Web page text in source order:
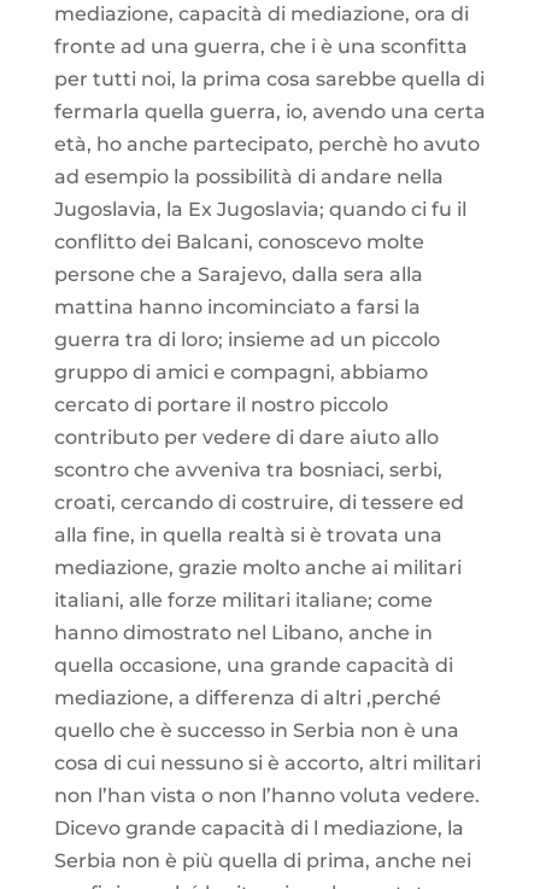
mediazione, capacità di mediazione, ora di
fronte ad una guerra, che i è una sconfitta
per tutti noi, la prima cosa sarebbe quella di
fermarla quella guerra, io, avendo una certa
età, ho anche partecipato, perchè ho avuto
ad esempio la possibilità di andare nella
Jugoslavia, la Ex Jugoslavia; quando ci fu il
conflitto dei Balcani, conoscevo molte
persone che a Sarajevo, dalla sera alla
mattina hanno incominciato a farsi la
guerra tra di loro; insieme ad un piccolo
gruppo di amici e compagni, abbiamo
cercato di portare il nostro piccolo
contributo per vedere di dare aiuto allo
scontro che avveniva tra bosniaci, serbi,
croati, cercando di costruire, di tessere ed
alla fine, in quella realtà si è trovata una
mediazione, grazie molto anche ai militari
italiani, alle forze militari italiane; come
hanno dimostrato nel Libano, anche in
quella occasione, una grande capacità di
mediazione, a differenza di altri ,perché
quello che è successo in Serbia non è una
cosa di cui nessuno si è accorto, altri militari
non l’han vista o non l’hanno voluta vedere.
Dicevo grande capacità di l mediazione, la
Serbia non è più quella di prima, anche nei